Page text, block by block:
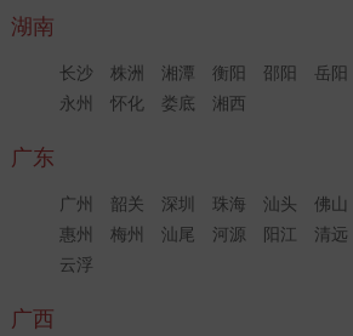
湖南
长沙 株洲 湘潭 衡阳 邵阳 岳阳
永州
怀化 娄底 湘西
广东
广州 韶关 深圳 珠海 汕头 佛山
惠州
梅州 汕尾 河源 阳江 清远
云浮
广西